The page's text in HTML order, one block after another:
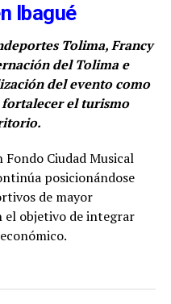
Ibagué
Tolima, Francy
del Tolima e
del evento como
fortalecer el turismo
Ciudad Musical
posicionándose
de mayor
el objetivo de integrar